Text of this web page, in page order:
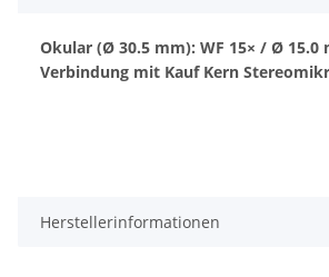
Okular (Ø 30.5 mm): WF 15× / Ø 15.0
Verbindung mit Kauf Kern
Herstellerinformationen